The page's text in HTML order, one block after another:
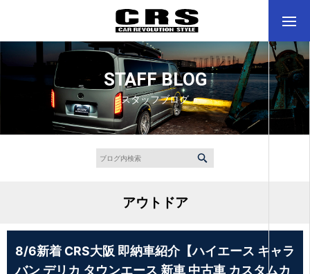
STAFF BLOG
スタッフブログ
アウトドア
8/6新着 CRS大阪 即納車紹介【ハイエース キャラ
バン デリカ タウンエース 新車 中古車 カスタムカ